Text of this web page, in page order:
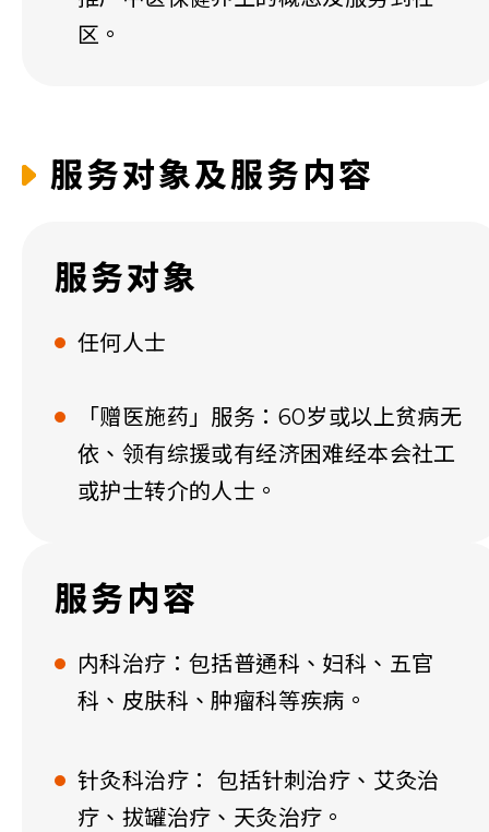
区。
服务对象及服务内容
服务对象
任何人士
「赠医施药」服务：60岁或以上贫病无
依、领有综援或有经济困难经本会社工
或护士转介的人士。
服务内容
内科治疗：包括普通科、妇科、五官
科、皮肤科、肿瘤科等疾病。
针灸科治疗​： 包括针刺治疗、艾灸治
疗、拔罐治疗、天灸治疗。